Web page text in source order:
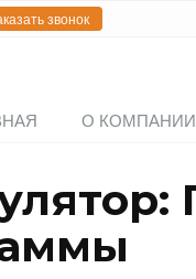
звонок
О КОМПАНИИ